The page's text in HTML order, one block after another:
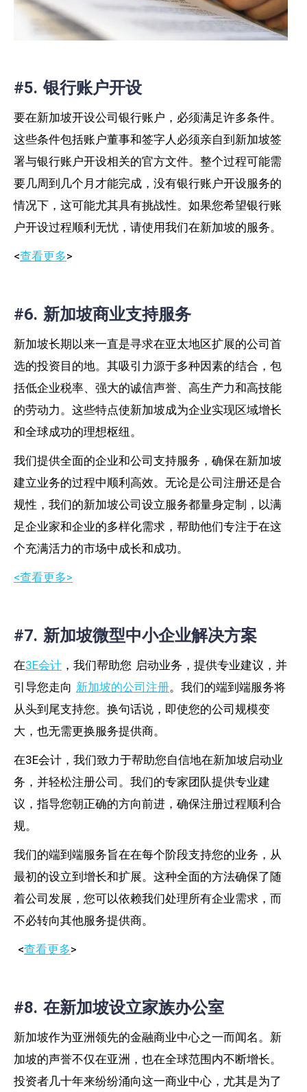
#5. 银行账户开设
要在新加坡开设公司银行账户， 必须满足许多条件。
这些条件包括账户董事和签字人必须亲自到新加坡签
署与银行账户开设相关的官方文件。 整个过程可能需
要几周到几个月才能完成，没有银行账户开设服务的
情况下，这可能尤其具有挑战性。 如果您希望银行账
户开设过程顺利无忧，请使用我们在新加坡的服务。
<查看更多>
#6. 新加坡商业支持服务
新加坡长期以来一直是寻求在亚太地区扩展的公司首
选的投资目的地。其吸引力源于多种因素的结合，包
括低企业税率、强大的诚信声誉、高生产力和高技能
的劳动力。这些特点使新加坡成为企业实现区域增长
和全球成功的理想枢纽。
我们提供全面的企业和公司支持服务，确保在新加坡
建立业务的过程中顺利高效。无论是公司注册还是合
规性，我们的新加坡公司设立服务都量身定制，以满
足企业家和企业的多样化需求，帮助他们专注于在这
个充满活力的市场中成长和成功。
<查看更多>
#7. 新加坡微型中小企业解决方案
在3E会计 ，我们帮助您 启动业务，提供专业建议，并
引导您走向 新加坡的公司注册。我们的端到端服务将
从头到尾支持您。换句话说，即使您的公司规模变
大，也无需更换服务提供商。
在3E会计，我们致力于帮助您自信地在新加坡启动业
务，并轻松注册公司。我们的专家团队提供专业建
议，指导您朝正确的方向前进，确保注册过程顺利合
规。
我们的端到端服务旨在在每个阶段支持您的业务，从
最初的设立到增长和扩展。这种全面的方法确保了随
着公司发展，您可以依赖我们处理所有企业需求，而
不必转向其他服务提供商。
<查看更多>
#8. 在新加坡设立家族办公室
新加坡作为亚洲领先的金融商业中心之一而闻名。新
加坡的声誉不仅在亚洲，也在全球范围内不断增长。
投资者几十年来纷纷涌向这一商业中心，尤其是为了